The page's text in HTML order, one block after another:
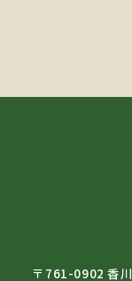
〒761-0902 香